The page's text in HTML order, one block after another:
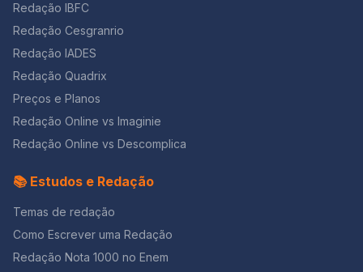
Redação IBFC
Redação Cesgranrio
Redação IADES
Redação Quadrix
Preços e Planos
Redação Online vs Imaginie
Redação Online vs Descomplica
📚 Estudos e Redação
Temas de redação
Como Escrever uma Redação
Redação Nota 1000 no Enem